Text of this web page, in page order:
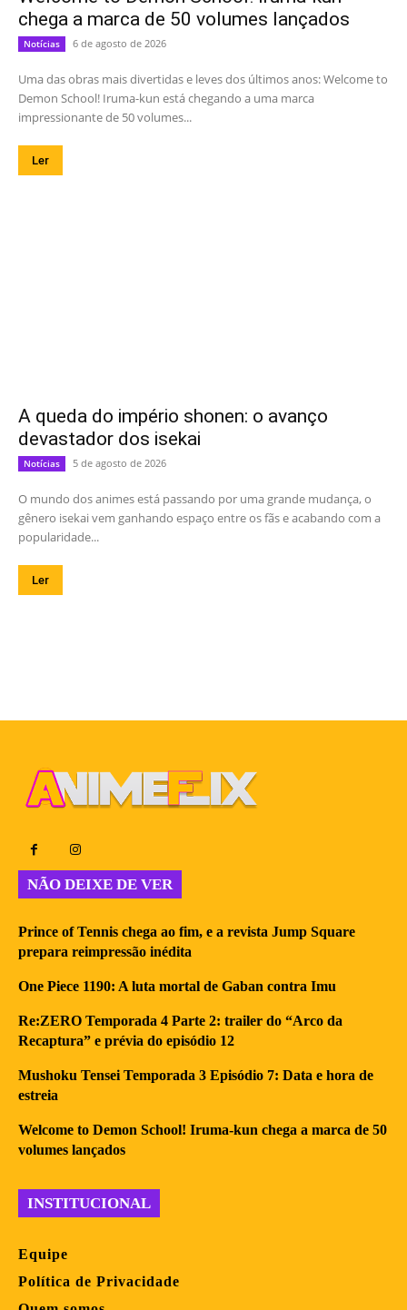
chega a marca de 50 volumes lançados
Notícias 6 de agosto de 2026
Uma das obras mais divertidas e leves dos últimos anos: Welcome to
Demon School! Iruma-kun está chegando a uma marca
impressionante de 50 volumes...
Ler
A queda do império shonen: o avanço
devastador dos isekai
Notícias 5 de agosto de 2026
O mundo dos animes está passando por uma grande mudança, o
gênero isekai vem ganhando espaço entre os fãs e acabando com a
popularidade...
Ler
NÃO DEIXE DE VER
Prince of Tennis chega ao fim, e a revista Jump Square
prepara reimpressão inédita
One Piece 1190: A luta mortal de Gaban contra Imu
Re:ZERO Temporada 4 Parte 2: trailer do “Arco da
Recaptura” e prévia do episódio 12
Mushoku Tensei Temporada 3 Episódio 7: Data e hora de
estreia
Welcome to Demon School! Iruma-kun chega a marca de 50
volumes lançados
INSTITUCIONAL
Equipe
Política de Privacidade